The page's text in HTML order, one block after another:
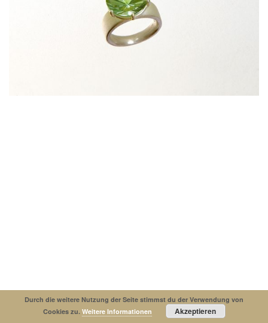
© Copyright 2019. All Rights Reserved.
Durch die weitere Nutzung der Seite stimmst du der Verwendung von
Cookies zu. Weitere Informationen Akzeptieren